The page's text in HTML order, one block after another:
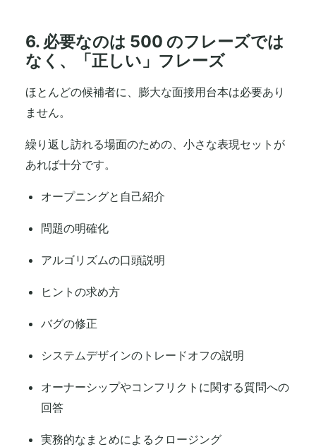
6. 必要なのは 500 のフレーズでは
なく、「正しい」フレーズ
ほとんどの候補者に、膨大な面接用台本は必要あり
ません。
繰り返し訪れる場面のための、小さな表現セットが
あれば十分です。
オープニングと自己紹介
問題の明確化
アルゴリズムの口頭説明
ヒントの求め方
バグの修正
システムデザインのトレードオフの説明
オーナーシップやコンフリクトに関する質問への
回答
実務的なまとめによるクロージング